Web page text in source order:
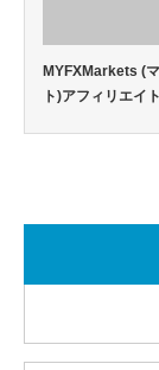
MYFXMarkets (
ト)アフィリエイ